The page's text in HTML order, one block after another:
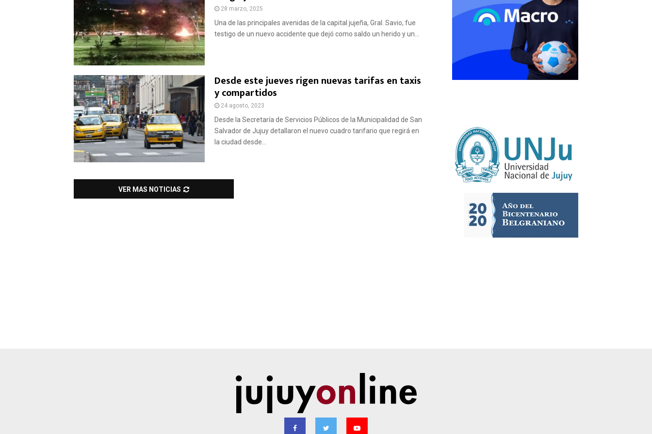
28 marzo, 2025
Una de las principales avenidas de la capital jujeña, Gral. Savio, fue
testigo de un nuevo accidente que dejó como saldo un herido y un...
Desde este jueves rigen nuevas tarifas en taxis
y compartidos
24 agosto, 2023
Desde la Secretaría de Servicios Públicos de la Municipalidad de San
Salvador de Jujuy detallaron el nuevo cuadro tarifario que regirá en
la ciudad desde...
VER MAS NOTICIAS